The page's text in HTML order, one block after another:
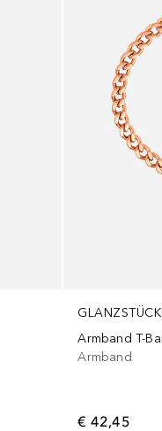
Armband T-
Armband
€ 42,45